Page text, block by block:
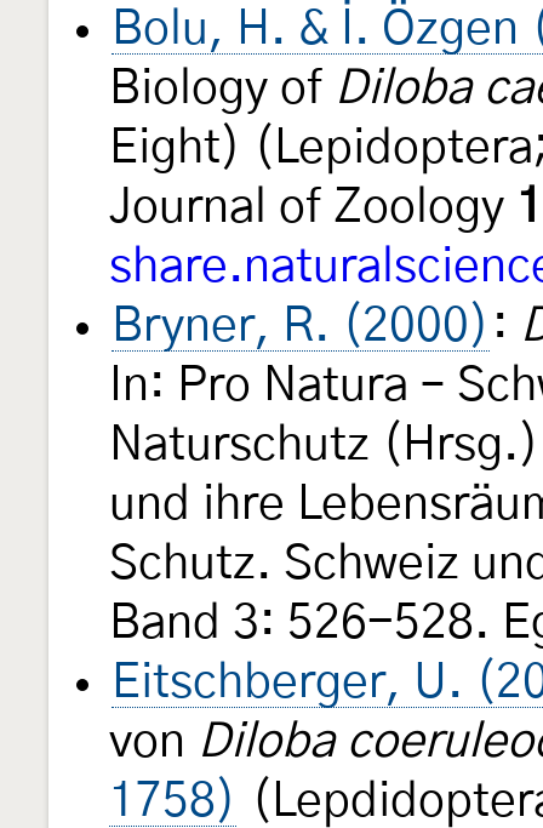
Bolu, H. & İ. Özgen
Biology of Diloba
Eight)
Journal of Zoology
Bryner, R. (2000) :
In: Pro Natura –
Naturschutz
und ihre
Schutz. Schweiz
Band 3: 526-528.
Eitschberger, U.
von Diloba
1758)